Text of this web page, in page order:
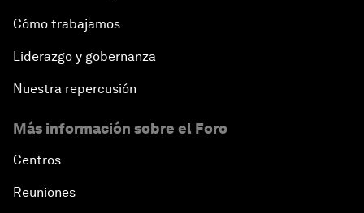
Cómo trabajamos
Liderazgo y gobernanza
Nuestra repercusión
Más información sobre el Foro
Centros
Reuniones